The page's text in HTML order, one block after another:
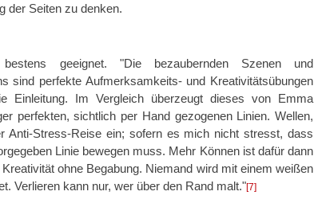
der Seiten zu denken.
geeignet. "Die bezaubernden Szenen und
sind perfekte Aufmerksamkeits- und Kreativitätsübungen
Einleitung. Im Vergleich überzeugt dieses von Emma
perfekten, sichtlich per Hand gezogenen Linien. Wellen,
Anti-Stress-Reise ein; sofern es mich nicht stresst, dass
Linie bewegen muss. Mehr Können ist dafür dann
ohne Begabung. Niemand wird mit einem weißen
Verlieren kann nur, wer über den Rand malt."[7]